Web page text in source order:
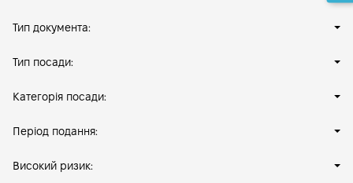
Тип документа:
Тип посади:
Категорія посади:
Період подання:
Високий ризик: